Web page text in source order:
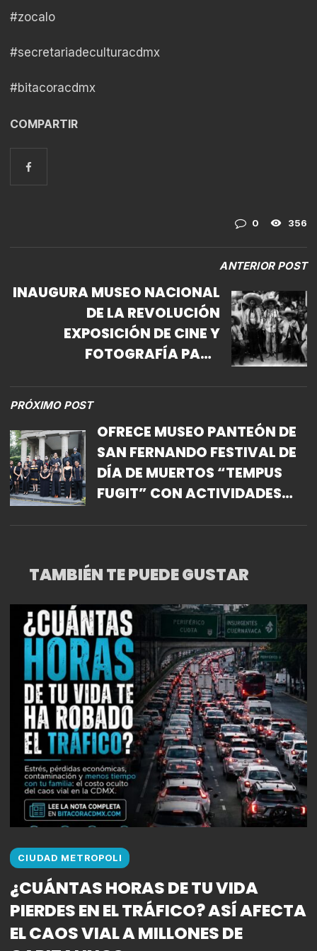
#zocalo
#secretariadeculturacdmx
#bitacoracdmx
COMPARTIR
0 356
ANTERIOR POST
INAUGURA MUSEO NACIONAL
DE LA REVOLUCIÓN
EXPOSICIÓN DE CINE Y
FOTOGRAFÍA PARA
BATALLA HISTÓRICA.
PRÓXIMO POST
OFRECE MUSEO PANTEÓN DE
SAN FERNANDO FESTIVAL DE
DÍA DE MUERTOS “TEMPUS
FUGIT” CON ACTIVIDADES
TAMBIÉN TE PUEDE GUSTAR
CIUDAD METROPOLI
¿CUÁNTAS HORAS DE TU VIDA
PIERDES EN EL TRÁFICO? ASÍ AFECTA
EL CAOS VIAL A MILLONES DE